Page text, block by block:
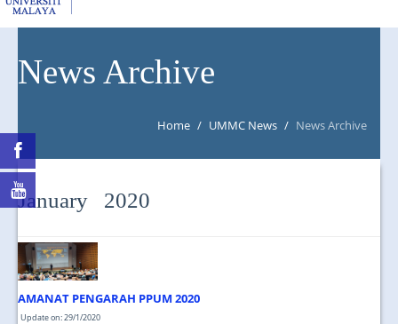
NEWS/EVENTS
News Archive
Home / UMMC News / News Archive
January 2020
AMANAT PENGARAH PPUM 2020
Update on: 29/1/2020